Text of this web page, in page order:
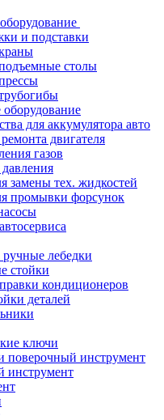
и подставки
столы
оборудование
для аккумулятора авто
двигателя
газов
замены тех. жидкостей
промывки форсунок
лебедки
стойки
кондиционеров
деталей
ключи
поверочный инструмент
инструмент